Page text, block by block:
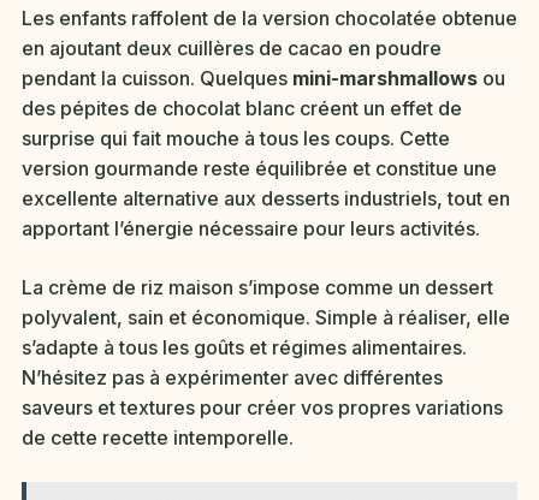
Les enfants raffolent de la version chocolatée obtenue
en ajoutant deux cuillères de cacao en poudre
pendant la cuisson. Quelques mini-marshmallows ou
des pépites de chocolat blanc créent un effet de
surprise qui fait mouche à tous les coups. Cette
version gourmande reste équilibrée et constitue une
excellente alternative aux desserts industriels, tout en
apportant l’énergie nécessaire pour leurs activités.
La crème de riz maison s’impose comme un dessert
polyvalent, sain et économique. Simple à réaliser, elle
s’adapte à tous les goûts et régimes alimentaires.
N’hésitez pas à expérimenter avec différentes
saveurs et textures pour créer vos propres variations
de cette recette intemporelle.